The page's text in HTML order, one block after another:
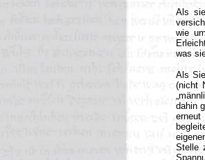
Als
wie
was
Als
(nicht
dahin
Stelle